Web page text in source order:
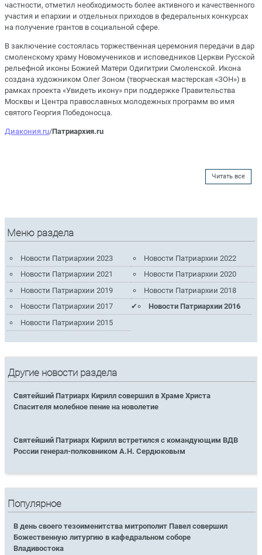
частности, отметил необходимость более активного и качественного
участия и епархии и отдельных приходов в федеральных конкурсах
на получение грантов в социальной сфере.
В заключение состоялась торжественная церемония передачи в дар
смоленскому храму Новомучеников и исповедников Церкви Русской
рельефной иконы Божией Матери Одигитрии Смоленской. Икона
создана художником Олег Зоном (творческая мастерская «ЗОН») в
рамках проекта «Увидеть икону» при поддержке Правительства
Москвы и Центра православных молодежных программ во имя
святого Георгия Победоносца.
Диакония.ru/Патриархия.ru
Читать все
Меню раздела
Новости Патриархии 2023
Новости Патриархии 2022
Новости Патриархии 2021
Новости Патриархии 2020
Новости Патриархии 2019
Новости Патриархии 2018
Новости Патриархии 2017
Новости Патриархии 2016
Новости Патриархии 2015
Другие новости раздела
Святейший Патриарх Кирилл совершил в Храме Христа
Спасителя молебное пение на новолетие
Святейший Патриарх Кирилл встретился с командующим ВДВ
России генерал-полковником А.Н. Сердюковым
Популярное
В день своего тезоименитства митрополит Павел совершил
Божественную литургию в кафедральном соборе
Владивостока